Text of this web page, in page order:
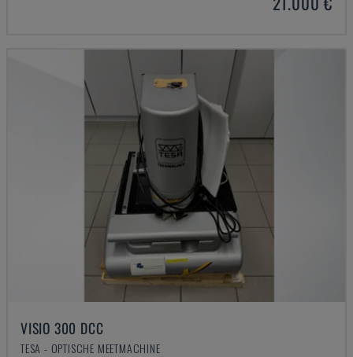
VISIO 300 DCC
TESA - OPTISCHE MEETMACHINE